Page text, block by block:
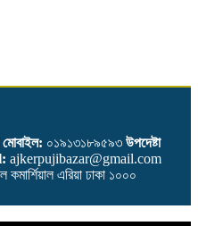
মোবাইল: ০১৯১৩১৮৯৫৯৩ উপদেষ্টা
ajkerpujibazar@gmail.com
এরিয়া ঢাকা ১০০০